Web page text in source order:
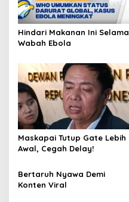
Hindari Makanan Ini Selama
Wabah Ebola
Maskapai Tutup Gate Lebih
Awal, Cegah Delay!
Bertaruh Nyawa Demi
Konten Viral